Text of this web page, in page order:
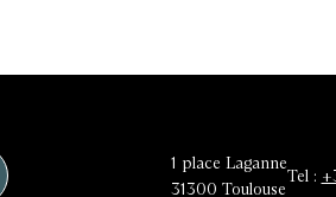
1 place Laganne
31300 Toulouse
Tel :